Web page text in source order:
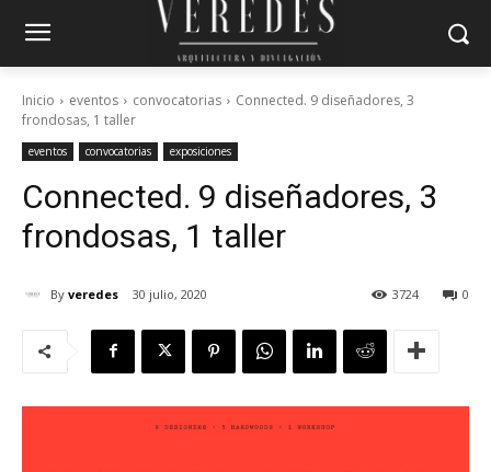
Inicio eventos convocatorias
Connected. 9 diseñadores, 3
frondosas, 1 taller
eventos convocatorias exposiciones
Connected. 9 diseñadores, 3
frondosas, 1 taller
By veredes 30 julio, 2020 0
3724